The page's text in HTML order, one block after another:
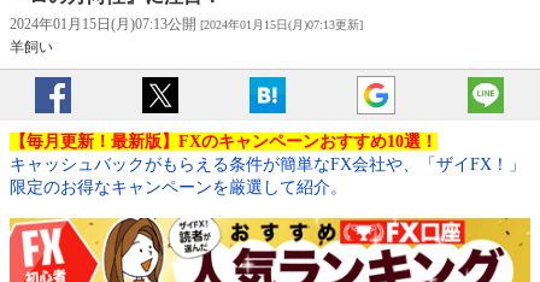
2024年01月15日(月)07:13公開 [2024年01月15日(月)07:13更新]
羊飼い
【毎月更新！最新版】FXのキャンペーンおすすめ10選！
キャッシュバックがもらえる条件が簡単なFX会社や、「ザイFX！」
限定のお得なキャンペーンを厳選して紹介。